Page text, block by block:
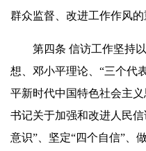
群众监督、改进工作作风的
第四条 信访工作坚持以
想、邓小平理论、“三个代
平新时代中国特色社会主
书记关于加强和改进人民
意识”、坚定“四个自信”、